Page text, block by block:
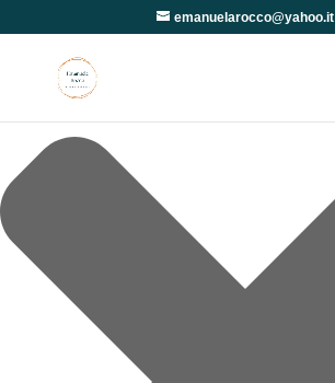
emanuelarocco@yahoo.it